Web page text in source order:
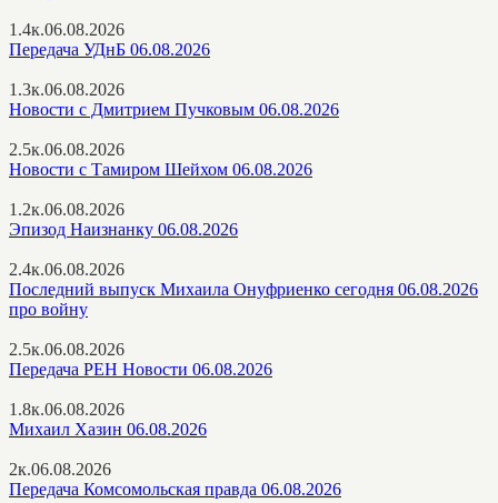
1.4к.06.08.2026
Передача УДнБ 06.08.2026
1.3к.06.08.2026
Новости с Дмитрием Пучковым 06.08.2026
2.5к.06.08.2026
Новости с Тамиром Шейхом 06.08.2026
1.2к.06.08.2026
Эпизод Наизнанку 06.08.2026
2.4к.06.08.2026
Последний выпуск Михаила Онуфриенко сегодня 06.08.2026
про войну
2.5к.06.08.2026
Передача РЕН Новости 06.08.2026
1.8к.06.08.2026
Михаил Хазин 06.08.2026
2к.06.08.2026
Передача Комсомольская правда 06.08.2026